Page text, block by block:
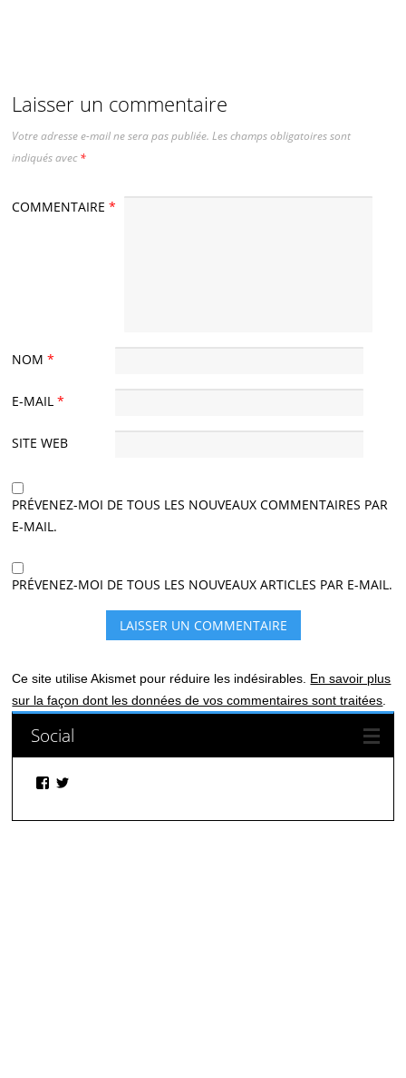
Laisser un commentaire
Votre adresse e-mail ne sera pas publiée. Les champs obligatoires sont
indiqués avec*
COMMENTAIRE*
NOM*
E-MAIL*
SITE WEB
PRÉVENEZ-MOI DE TOUS LES NOUVEAUX COMMENTAIRES PAR
E-MAIL.
PRÉVENEZ-MOI DE TOUS LES NOUVEAUX ARTICLES PAR E-MAIL.
Ce site utilise Akismet pour réduire les indésirables. En savoir plus
sur la façon dont les données de vos commentaires sont traitées.
Social
Facebook